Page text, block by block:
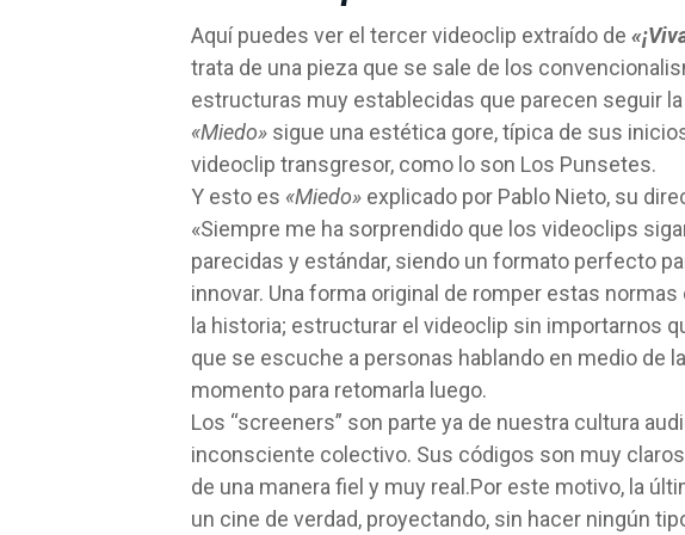
Aquí puedes ver el tercer videoclip extraído de
trata de una pieza que se sale de los
estructuras muy establecidas que parecen seguir
«Miedo» sigue una estética gore, típica de sus
videoclip transgresor, como lo son Los Punsetes.
Y esto es «Miedo» explicado por Pablo Nieto, su
«Siempre me ha sorprendido que los videoclips
parecidas y estándar, siendo un formato perfecto
innovar. Una forma original de romper estas
la historia; estructurar el videoclip sin importarnos
que se escuche a personas hablando en medio de
momento para retomarla luego.
Los “screeners” son parte ya de nuestra cultura
inconsciente colectivo. Sus códigos son muy
de una manera fiel y muy real.Por este motivo, la
un cine de verdad, proyectando, sin hacer ningún